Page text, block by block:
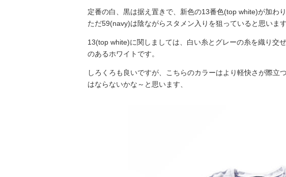
定番の白、黒は据え置きで、新色の13番色(top white)が加わ
ただ59(navy)は陰ながらスタメン入りを狙っていると思いま
13(top white)に関しましては、白い糸とグレーの糸を織り交
のあるホワイトです。
しろくろも良いですが、こちらのカラーはより軽快さが際
はならないかな～と思います、